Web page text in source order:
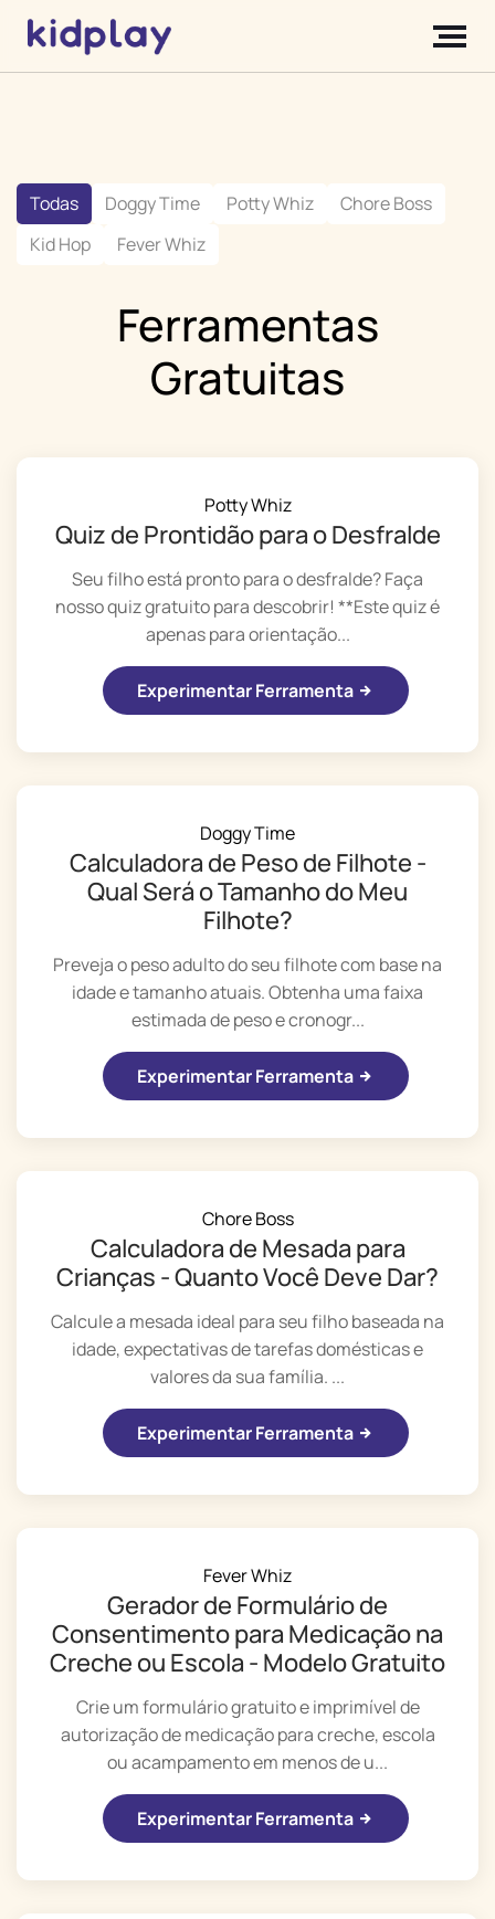
Todas Doggy Time Potty Whiz
Chore Boss
Kid Hop
Fever Whiz
Ferramentas
Gratuitas
Potty Whiz
Quiz de Prontidão para o Desfralde
Seu filho está pronto para o desfralde? Faça
nosso quiz gratuito para descobrir! **Este quiz é
apenas para orientação...
Experimentar Ferramenta
Doggy Time
Calculadora de Peso de Filhote -
Qual Será o Tamanho do Meu
Filhote?
Preveja o peso adulto do seu filhote com base na
idade e tamanho atuais. Obtenha uma faixa
estimada de peso e cronogr...
Experimentar Ferramenta
Chore Boss
Calculadora de Mesada para
Crianças - Quanto Você Deve Dar?
Calcule a mesada ideal para seu filho baseada na
idade, expectativas de tarefas domésticas e
valores da sua família. ...
Experimentar Ferramenta
Fever Whiz
Gerador de Formulário de
Consentimento para Medicação na
Creche ou Escola - Modelo Gratuito
Crie um formulário gratuito e imprimível de
autorização de medicação para creche, escola
ou acampamento em menos de u...
Experimentar Ferramenta